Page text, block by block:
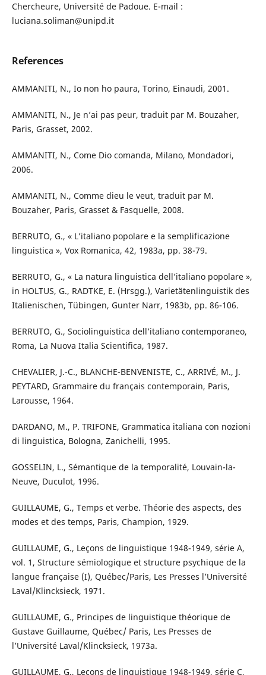
Chercheure, Université de Padoue. E-mail :
luciana.soliman@unipd.it
References
AMMANITI, N., Io non ho paura, Torino, Einaudi, 2001.
AMMANITI, N., Je n’ai pas peur, traduit par M. Bouzaher,
Paris, Grasset, 2002.
AMMANITI, N., Come Dio comanda, Milano, Mondadori,
2006.
AMMANITI, N., Comme dieu le veut, traduit par M.
Bouzaher, Paris, Grasset & Fasquelle, 2008.
BERRUTO, G., « L’italiano popolare e la semplificazione
linguistica », Vox Romanica, 42, 1983a, pp. 38-79.
BERRUTO, G., « La natura linguistica dell’italiano popolare »,
in HOLTUS, G., RADTKE, E. (Hrsgg.), Varietätenlinguistik des
Italienischen, Tübingen, Gunter Narr, 1983b, pp. 86-106.
BERRUTO, G., Sociolinguistica dell’italiano contemporaneo,
Roma, La Nuova Italia Scientifica, 1987.
CHEVALIER, J.-C., BLANCHE-BENVENISTE, C., ARRIVÉ, M., J.
PEYTARD, Grammaire du français contemporain, Paris,
Larousse, 1964.
DARDANO, M., P. TRIFONE, Grammatica italiana con nozioni
di linguistica, Bologna, Zanichelli, 1995.
GOSSELIN, L., Sémantique de la temporalité, Louvain-la-
Neuve, Duculot, 1996.
GUILLAUME, G., Temps et verbe. Théorie des aspects, des
modes et des temps, Paris, Champion, 1929.
GUILLAUME, G., Leçons de linguistique 1948-1949, série A,
vol. 1, Structure sémiologique et structure psychique de la
langue française (I), Québec/Paris, Les Presses l’Université
Laval/Klincksieck, 1971.
GUILLAUME, G., Principes de linguistique théorique de
Gustave Guillaume, Québec/ Paris, Les Presses de
l’Université Laval/Klincksieck, 1973a.
GUILLAUME, G., Leçons de linguistique 1948-1949, série C,